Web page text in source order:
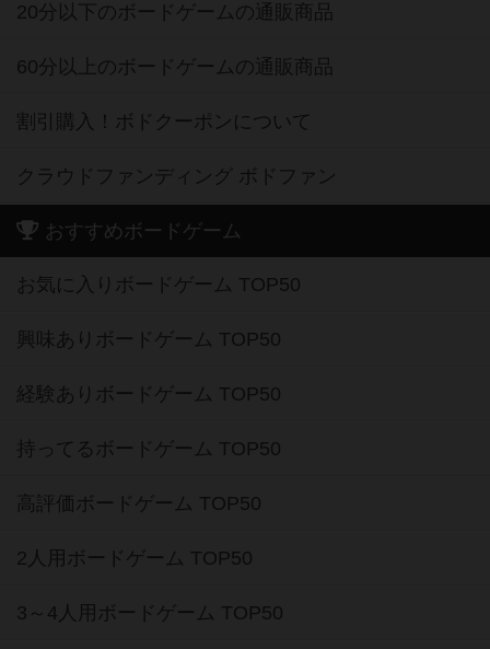
20分以下のボードゲームの通販商品
60分以上のボードゲームの通販商品
割引購入！ボドクーポンについて
クラウドファンディング ボドファン
おすすめボードゲーム
お気に入りボードゲーム TOP50
興味ありボードゲーム TOP50
経験ありボードゲーム TOP50
持ってるボードゲーム TOP50
高評価ボードゲーム TOP50
2人用ボードゲーム TOP50
3～4人用ボードゲーム TOP50